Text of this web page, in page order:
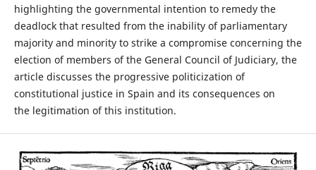
highlighting the governmental intention to remedy the
deadlock that resulted from the inability of parliamentary
majority and minority to strike a compromise concerning the
election of members of the General Council of Judiciary, the
article discusses the progressive politicization of
constitutional justice in Spain and its consequences on
the legitimation of this institution.